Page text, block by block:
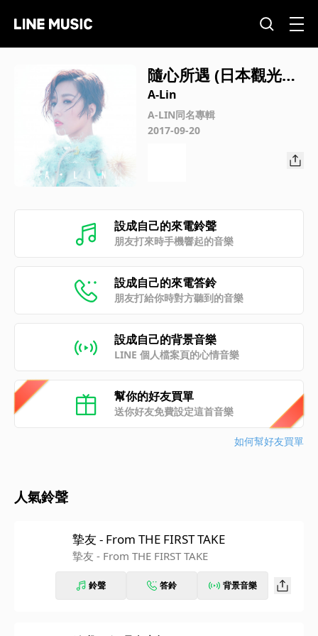
隨心所遇 (日本觀光推
廣主題曲) (日本觀光推
廣主題曲)
A-Lin
A-LIN同名專輯
2017-09-20
設成自己的來電鈴聲
朋友打來時手機響起的音樂
設成自己的來電答鈴
朋友打給你時對方聽到的音樂
設成自己的背景音樂
LINE 個人檔案頁的心情音樂
幫你的好友買單
送你好友免費設定這首音樂
如何幫好友買單
人氣鈴聲
摯友 - From THE FIRST TAKE
摯友 - From THE FIRST TAKE
鈴聲 答鈴 背景音樂